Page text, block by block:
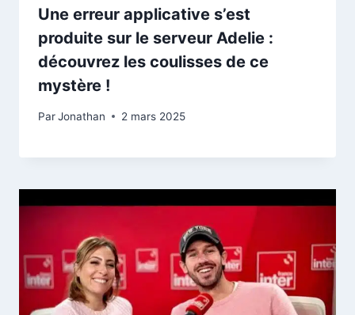
Une erreur applicative s’est
produite sur le serveur Adelie :
découvrez les coulisses de ce
mystère !
ParJonathan 2 mars 2025